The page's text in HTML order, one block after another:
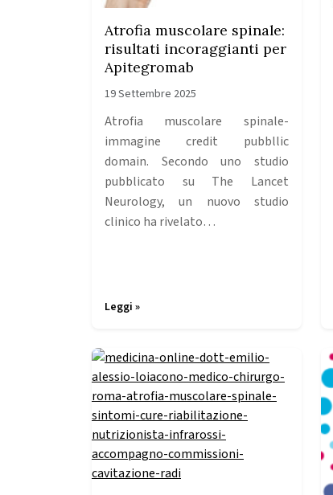
Atrofia muscolare spinale:
risultati incoraggianti per
Apitegromab
19 Settembre 2025
Atrofia muscolare spinale-
immagine credit pubbllic
domain. Secondo uno studio
pubblicato su The Lancet
Neurology, un nuovo studio
clinico ha rivelato…
Leggi »